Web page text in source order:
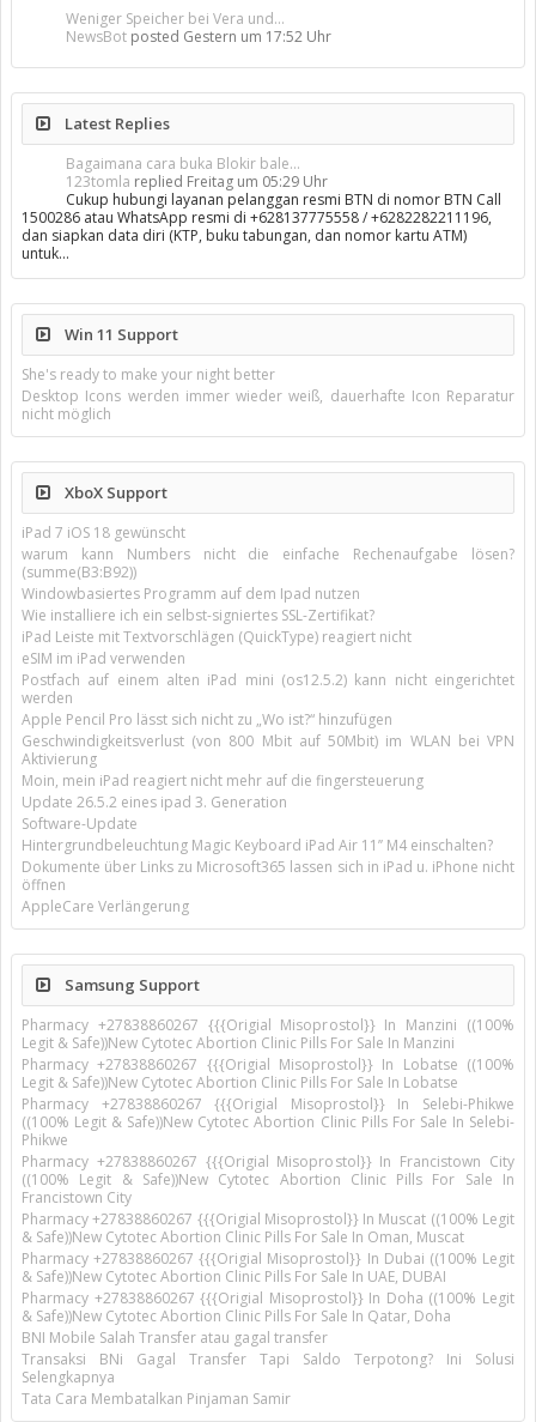
Weniger Speicher bei Vera und...
NewsBot posted Gestern um 17:52 Uhr
Latest Replies
Bagaimana cara buka Blokir bale...
123tomla replied Freitag um 05:29 Uhr
Cukup hubungi layanan pelanggan resmi BTN di nomor BTN Call
1500286 atau WhatsApp resmi di +628137775558 / +6282282211196,
dan siapkan data diri (KTP, buku tabungan, dan nomor kartu ATM)
untuk…
Win 11 Support
She's ready to make your night better
Desktop Icons werden immer wieder weiß, dauerhafte Icon Reparatur
nicht möglich
XboX Support
iPad 7 iOS 18 gewünscht
warum kann Numbers nicht die einfache Rechenaufgabe lösen?
(summe(B3:B92))
Windowbasiertes Programm auf dem Ipad nutzen
Wie installiere ich ein selbst-signiertes SSL-Zertifikat?
iPad Leiste mit Textvorschlägen (QuickType) reagiert nicht
eSIM im iPad verwenden
Postfach auf einem alten iPad mini (os12.5.2) kann nicht eingerichtet
werden
Apple Pencil Pro lässt sich nicht zu „Wo ist?“ hinzufügen
Geschwindigkeitsverlust (von 800 Mbit auf 50Mbit) im WLAN bei VPN
Aktivierung
Moin, mein iPad reagiert nicht mehr auf die fingersteuerung
Update 26.5.2 eines ipad 3. Generation
Software-Update
Hintergrundbeleuchtung Magic Keyboard iPad Air 11’’ M4 einschalten?
Dokumente über Links zu Microsoft365 lassen sich in iPad u. iPhone nicht
öffnen
AppleCare Verlängerung
Samsung Support
Pharmacy +27838860267 {{{Origial Misoprostol}} In Manzini ((100%
Legit & Safe))New Cytotec Abortion Clinic Pills For Sale In Manzini
Pharmacy +27838860267 {{{Origial Misoprostol}} In Lobatse ((100%
Legit & Safe))New Cytotec Abortion Clinic Pills For Sale In Lobatse
Pharmacy +27838860267 {{{Origial Misoprostol}} In Selebi-Phikwe
((100% Legit & Safe))New Cytotec Abortion Clinic Pills For Sale In Selebi-
Phikwe
Pharmacy +27838860267 {{{Origial Misoprostol}} In Francistown City
((100% Legit & Safe))New Cytotec Abortion Clinic Pills For Sale In
Francistown City
Pharmacy +27838860267 {{{Origial Misoprostol}} In Muscat ((100% Legit
& Safe))New Cytotec Abortion Clinic Pills For Sale In Oman, Muscat
Pharmacy +27838860267 {{{Origial Misoprostol}} In Dubai ((100% Legit
& Safe))New Cytotec Abortion Clinic Pills For Sale In UAE, DUBAI
Pharmacy +27838860267 {{{Origial Misoprostol}} In Doha ((100% Legit
& Safe))New Cytotec Abortion Clinic Pills For Sale In Qatar, Doha
BNI Mobile Salah Transfer atau gagal transfer
Transaksi BNi Gagal Transfer Tapi Saldo Terpotong? Ini Solusi
Selengkapnya
Tata Cara Membatalkan Pinjaman Samir